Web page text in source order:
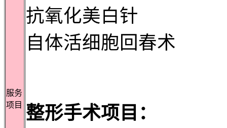
服务
项目
抗氧化美白针
自体活细胞回春术
整形手术项目：